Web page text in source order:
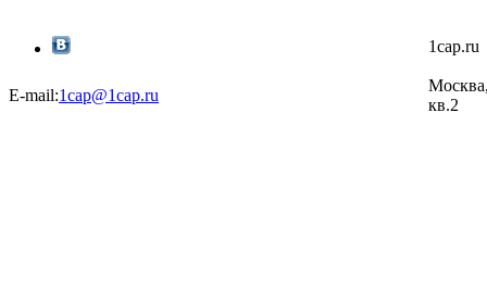
E-mail:1cap@1cap.ru
кв.2